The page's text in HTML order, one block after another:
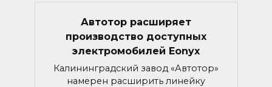
Автотор расширяет
производство доступных
электромобилей Eonyx
Калининградский завод «Автотор»
намерен расширить линейку